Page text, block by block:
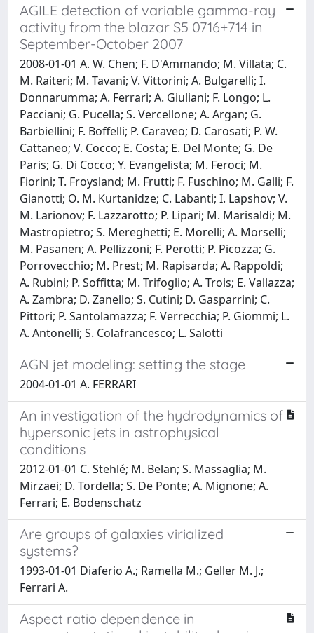
AGILE detection of variable gamma-ray
activity from the blazar S5 0716+714 in
September-October 2007
2008-01-01 A. W. Chen; F. D'Ammando; M. Villata; C.
M. Raiteri; M. Tavani; V. Vittorini; A. Bulgarelli; I.
Donnarumma; A. Ferrari; A. Giuliani; F. Longo; L.
Pacciani; G. Pucella; S. Vercellone; A. Argan; G.
Barbiellini; F. Boffelli; P. Caraveo; D. Carosati; P. W.
Cattaneo; V. Cocco; E. Costa; E. Del Monte; G. De
Paris; G. Di Cocco; Y. Evangelista; M. Feroci; M.
Fiorini; T. Froysland; M. Frutti; F. Fuschino; M. Galli; F.
Gianotti; O. M. Kurtanidze; C. Labanti; I. Lapshov; V.
M. Larionov; F. Lazzarotto; P. Lipari; M. Marisaldi; M.
Mastropietro; S. Mereghetti; E. Morelli; A. Morselli;
M. Pasanen; A. Pellizzoni; F. Perotti; P. Picozza; G.
Porrovecchio; M. Prest; M. Rapisarda; A. Rappoldi;
A. Rubini; P. Soffitta; M. Trifoglio; A. Trois; E. Vallazza;
A. Zambra; D. Zanello; S. Cutini; D. Gasparrini; C.
Pittori; P. Santolamazza; F. Verrecchia; P. Giommi; L.
A. Antonelli; S. Colafrancesco; L. Salotti
AGN jet modeling: setting the stage
2004-01-01 A. FERRARI
An investigation of the hydrodynamics of
hypersonic jets in astrophysical
conditions
2012-01-01 C. Stehlé; M. Belan; S. Massaglia; M.
Mirzaei; D. Tordella; S. De Ponte; A. Mignone; A.
Ferrari; E. Bodenschatz
Are groups of galaxies virialized
systems?
1993-01-01 Diaferio A.; Ramella M.; Geller M. J.;
Ferrari A.
Aspect ratio dependence in